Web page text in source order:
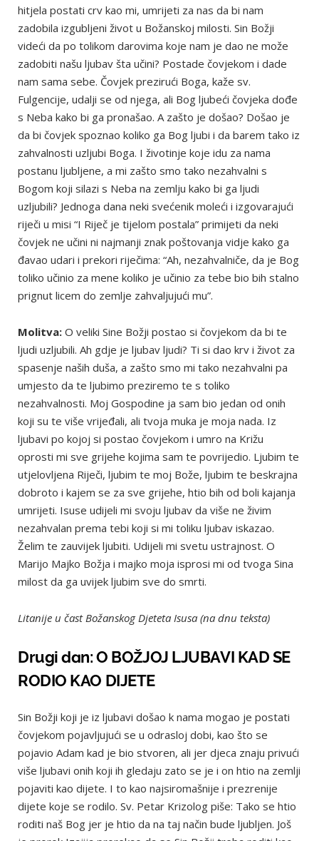
hitjela postati crv kao mi, umrijeti za nas da bi nam
zadobila izgubljeni život u Božanskoj milosti. Sin Božji
videći da po tolikom darovima koje nam je dao ne može
zadobiti našu ljubav šta učini? Postade čovjekom i dade
nam sama sebe. Čovjek prezirući Boga, kaže sv.
Fulgencije, udalji se od njega, ali Bog ljubeći čovjeka dođe
s Neba kako bi ga pronašao. A zašto je došao? Došao je
da bi čovjek spoznao koliko ga Bog ljubi i da barem tako iz
zahvalnosti uzljubi Boga. I životinje koje idu za nama
postanu ljubljene, a mi zašto smo tako nezahvalni s
Bogom koji silazi s Neba na zemlju kako bi ga ljudi
uzljubili? Jednoga dana neki svećenik moleći i izgovarajući
riječi u misi “I Riječ je tijelom postala” primijeti da neki
čovjek ne učini ni najmanji znak poštovanja vidje kako ga
đavao udari i prekori riječima: “Ah, nezahvalniče, da je Bog
toliko učinio za mene koliko je učinio za tebe bio bih stalno
prignut licem do zemlje zahvaljujući mu”.
Molitva: O veliki Sine Božji postao si čovjekom da bi te
ljudi uzljubili. Ah gdje je ljubav ljudi? Ti si dao krv i život za
spasenje naših duša, a zašto smo mi tako nezahvalni pa
umjesto da te ljubimo preziremo te s toliko
nezahvalnosti. Moj Gospodine ja sam bio jedan od onih
koji su te više vrijeđali, ali tvoja muka je moja nada. Iz
ljubavi po kojoj si postao čovjekom i umro na Križu
oprosti mi sve grijehe kojima sam te povrijedio. Ljubim te
utjelovljena Riječi, ljubim te moj Bože, ljubim te beskrajna
dobroto i kajem se za sve grijehe, htio bih od boli kajanja
umrijeti. Isuse udijeli mi svoju ljubav da više ne živim
nezahvalan prema tebi koji si mi toliku ljubav iskazao.
Želim te zauvijek ljubiti. Udijeli mi svetu ustrajnost. O
Marijo Majko Božja i majko moja isprosi mi od tvoga Sina
milost da ga uvijek ljubim sve do smrti.
Litanije u čast Božanskog Djeteta Isusa (na dnu teksta)
Drugi dan: O BOŽJOJ LJUBAVI KAD SE
RODIO KAO DIJETE
Sin Božji koji je iz ljubavi došao k nama mogao je postati
čovjekom pojavljujući se u odrasloj dobi, kao što se
pojavio Adam kad je bio stvoren, ali jer djeca znaju privući
više ljubavi onih koji ih gledaju zato se je i on htio na zemlji
pojaviti kao dijete. I to kao najsiromašnije i prezrenije
dijete koje se rodilo. Sv. Petar Krizolog piše: Tako se htio
roditi naš Bog jer je htio da na taj način bude ljubljen. Još